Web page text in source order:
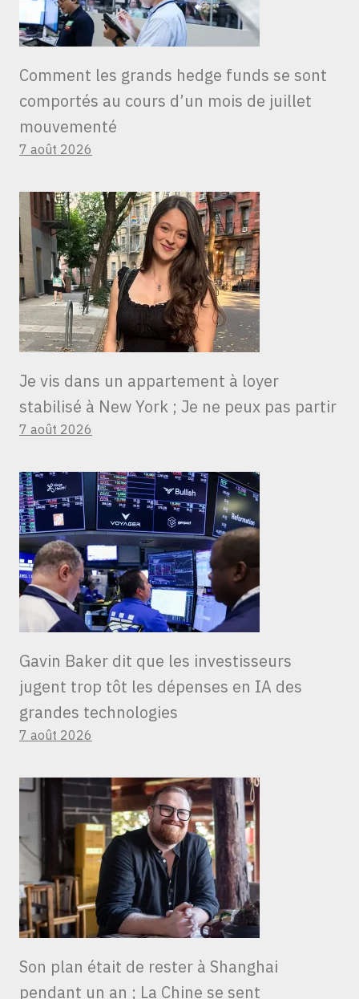
Comment les grands hedge funds se sont
comportés au cours d’un mois de juillet
mouvementé
7 août 2026
Je vis dans un appartement à loyer
stabilisé à New York ; Je ne peux pas partir
7 août 2026
Gavin Baker dit que les investisseurs
jugent trop tôt les dépenses en IA des
grandes technologies
7 août 2026
Son plan était de rester à Shanghai
pendant un an ; La Chine se sent